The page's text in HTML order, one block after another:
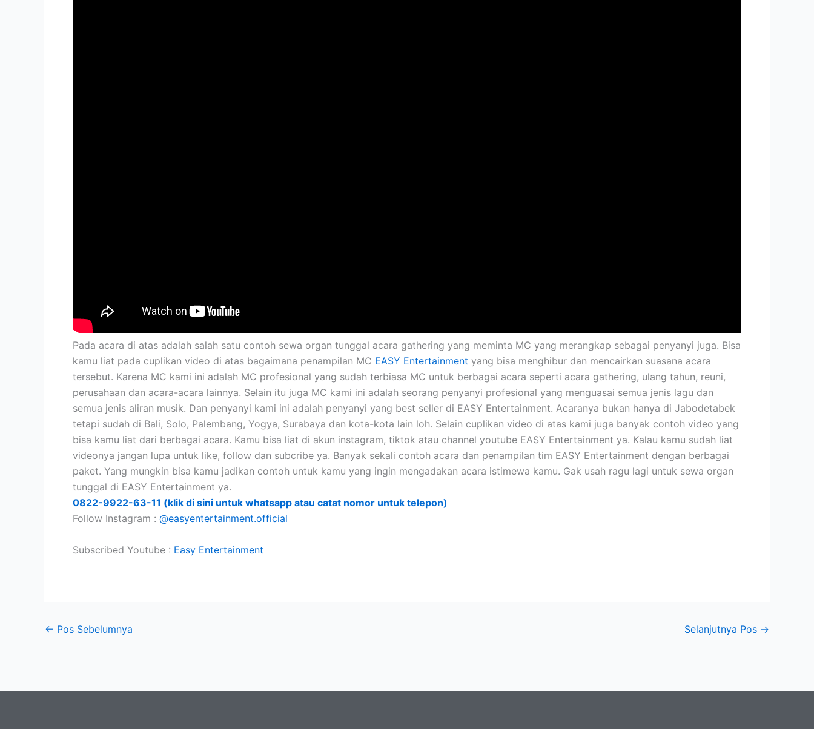
Pada acara di atas adalah salah satu contoh sewa organ tunggal acara gathering yang meminta MC yang merangkap sebagai penyanyi juga. Bisa
kamu liat pada cuplikan video di atas bagaimana penampilan MC EASY Entertainment yang bisa menghibur dan mencairkan suasana acara
tersebut. Karena MC kami ini adalah MC profesional yang sudah terbiasa MC untuk berbagai acara seperti acara gathering, ulang tahun, reuni,
perusahaan dan acara-acara lainnya. Selain itu juga MC kami ini adalah seorang penyanyi profesional yang menguasai semua jenis lagu dan
semua jenis aliran musik. Dan penyanyi kami ini adalah penyanyi yang best seller di EASY Entertainment. Acaranya bukan hanya di Jabodetabek
tetapi sudah di Bali, Solo, Palembang, Yogya, Surabaya dan kota-kota lain loh. Selain cuplikan video di atas kami juga banyak contoh video yang
bisa kamu liat dari berbagai acara. Kamu bisa liat di akun instagram, tiktok atau channel youtube EASY Entertainment ya. Kalau kamu sudah liat
videonya jangan lupa untuk like, follow dan subcribe ya. Banyak sekali contoh acara dan penampilan tim EASY Entertainment dengan berbagai
paket. Yang mungkin bisa kamu jadikan contoh untuk kamu yang ingin mengadakan acara istimewa kamu. Gak usah ragu lagi untuk sewa organ
tunggal di EASY Entertainment ya.
0822-9922-63-11 (klik di sini untuk whatsapp atau catat nomor untuk telepon)
Follow Instagram : @easyentertainment.official
Subscribed Youtube : Easy Entertainment
← Pos Sebelumnya Selanjutnya Pos →